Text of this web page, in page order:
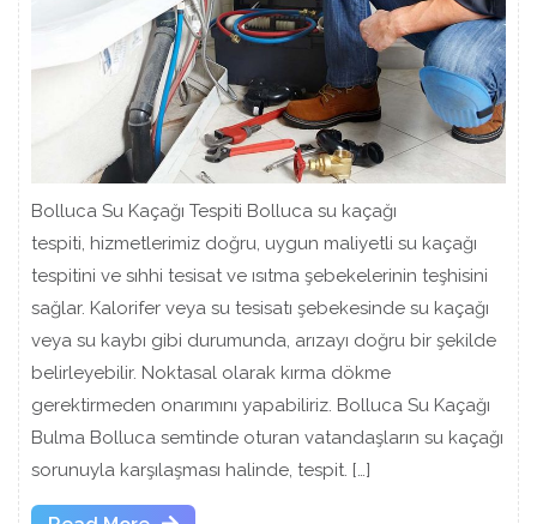
Bolluca Su Kaçağı Tespiti Bolluca su kaçağı
tespiti, hizmetlerimiz doğru, uygun maliyetli su kaçağı
tespitini ve sıhhi tesisat ve ısıtma şebekelerinin teşhisini
sağlar. Kalorifer veya su tesisatı şebekesinde su kaçağı
veya su kaybı gibi durumunda, arızayı doğru bir şekilde
belirleyebilir. Noktasal olarak kırma dökme
gerektirmeden onarımını yapabiliriz. Bolluca Su Kaçağı
Bulma Bolluca semtinde oturan vatandaşların su kaçağı
sorunuyla karşılaşması halinde, tespit. […]